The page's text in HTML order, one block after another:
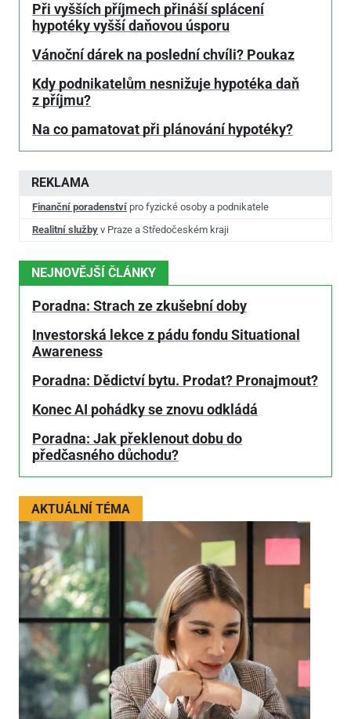
REKLAMA
Finanční poradenství pro fyzické osoby a podnikatele
Realitní služby v Praze a Středočeském kraji
NEJNOVĚJŠÍ ČLÁNKY
Poradna: Strach ze zkušební doby
Investorská lekce z pádu fondu Situational
Awareness
Poradna: Dědictví bytu. Prodat? Pronajmout?
Konec AI pohádky se znovu odkládá
Poradna: Jak překlenout dobu do
předčasného důchodu?
AKTUÁLNÍ TÉMA
Při vyšších příjmech přináší splácení
hypotéky vyšší daňovou úsporu
Vánoční dárek na poslední chvíli? Poukaz
Kdy podnikatelům nesnižuje hypotéka daň
z příjmu?
Na co pamatovat při plánování hypotéky?